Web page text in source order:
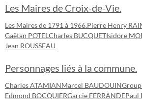
Les Maires de Croix-de-Vie.
Les Maires de 1791 à 1966.Pierre Henry
Gaëtan POTEL Charles BUCQUETIsidore
Jean ROUSSEAU
Personnages liés à la commune.
Charles ATAMIANMarcel BAUDOUIN
Edmond BOCQUIERGarcie FERRANDEPaul